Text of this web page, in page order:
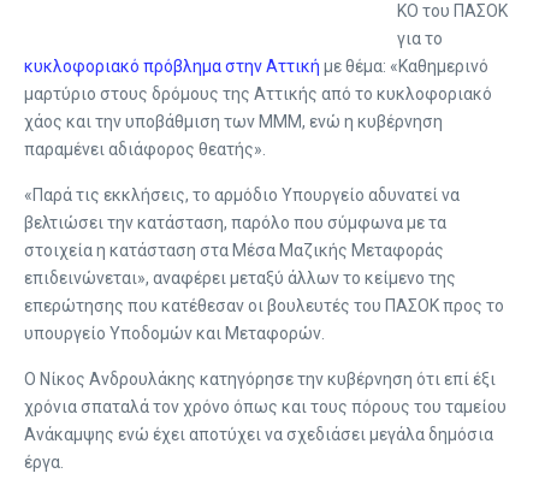
ΚΟ του ΠΑΣΟΚ
για το
κυκλοφοριακό πρόβλημα στην Αττική με θέμα: «Καθημερινό
μαρτύριο στους δρόμους της Αττικής από το κυκλοφοριακό
χάος και την υποβάθμιση των ΜΜΜ, ενώ η κυβέρνηση
παραμένει αδιάφορος θεατής».
«Παρά τις εκκλήσεις, το αρμόδιο Υπουργείο αδυνατεί να
βελτιώσει την κατάσταση, παρόλο που σύμφωνα με τα
στοιχεία η κατάσταση στα Μέσα Μαζικής Μεταφοράς
επιδεινώνεται», αναφέρει μεταξύ άλλων το κείμενο της
επερώτησης που κατέθεσαν οι βουλευτές του ΠΑΣΟΚ προς το
υπουργείο Υποδομών και Μεταφορών.
Ο Νίκος Ανδρουλάκης κατηγόρησε την κυβέρνηση ότι επί έξι
χρόνια σπαταλά τον χρόνο όπως και τους πόρους του ταμείου
Ανάκαμψης ενώ έχει αποτύχει να σχεδιάσει μεγάλα δημόσια
έργα.